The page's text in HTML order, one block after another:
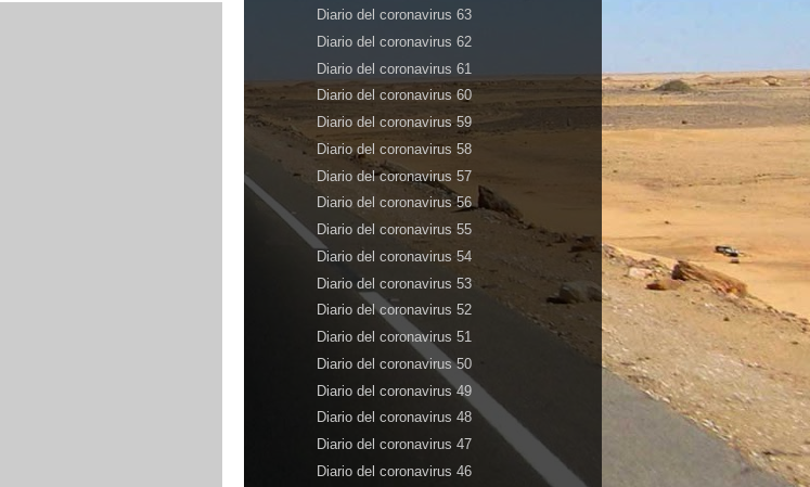
Diario del coronavirus 63
Diario del coronavirus 62
Diario del coronavirus 61
Diario del coronavirus 60
Diario del coronavirus 59
Diario del coronavirus 58
Diario del coronavirus 57
Diario del coronavirus 56
Diario del coronavirus 55
Diario del coronavirus 54
Diario del coronavirus 53
Diario del coronavirus 52
Diario del coronavirus 51
Diario del coronavirus 50
Diario del coronavirus 49
Diario del coronavirus 48
Diario del coronavirus 47
Diario del coronavirus 46